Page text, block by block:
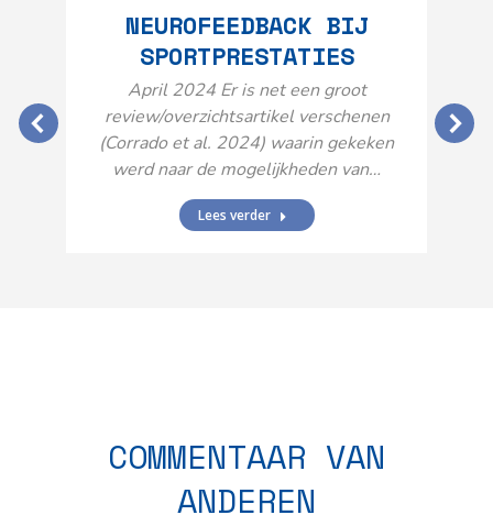
NEUROFEEDBACK BIJ
SPORTPRESTATIES
April 2024 Er is net een groot
review/overzichtsartikel verschenen
(Corrado et al. 2024) waarin gekeken
werd naar de mogelijkheden van…
Lees verder
COMMENTAAR VAN
ANDEREN